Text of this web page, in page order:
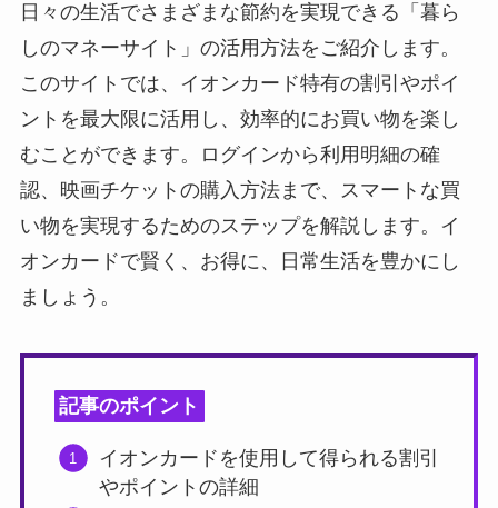
日々の生活でさまざまな節約を実現できる「暮ら
しのマネーサイト」の活用方法をご紹介します。
このサイトでは、イオンカード特有の割引やポイ
ントを最大限に活用し、効率的にお買い物を楽し
むことができます。ログインから利用明細の確
認、映画チケットの購入方法まで、スマートな買
い物を実現するためのステップを解説します。イ
オンカードで賢く、お得に、日常生活を豊かにし
ましょう。
記事のポイント
イオンカードを使用して得られる割引
やポイントの詳細